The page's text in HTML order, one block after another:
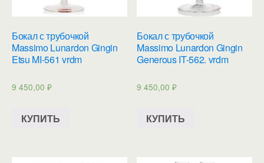
Бокал с трубочкой
Massimo Lunardon Gingin
Etsu MI-561 vrdm
9 450,00 ₽
КУПИТЬ
Бокал с трубочкой
Massimo Lunardon Gingin
Generous IT-562. vrdm
9 450,00₽
КУПИТЬ